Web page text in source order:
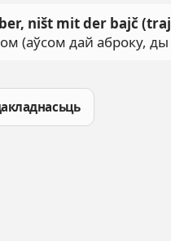
ništ mit der bajč
(аўсом дай аброку, ды